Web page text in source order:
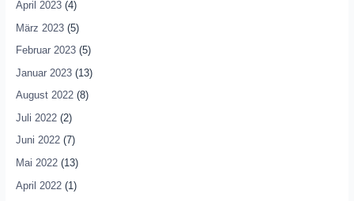
April 2023(4)
März 2023(5)
Februar 2023(5)
Januar 2023(13)
August 2022(8)
Juli 2022(2)
Juni 2022(7)
Mai 2022(13)
April 2022(1)